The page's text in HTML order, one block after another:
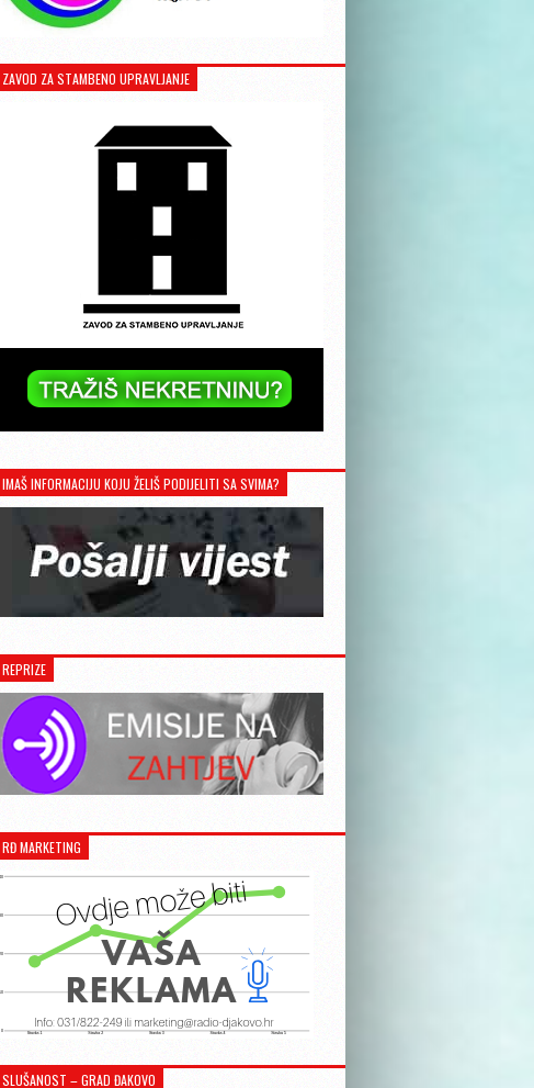
ZAVOD ZA STAMBENO UPRAVLJANJE
IMAŠ INFORMACIJU KOJU ŽELIŠ PODIJELITI SA SVIMA?
REPRIZE
RĐ MARKETING
SLUŠANOST – GRAD ĐAKOVO